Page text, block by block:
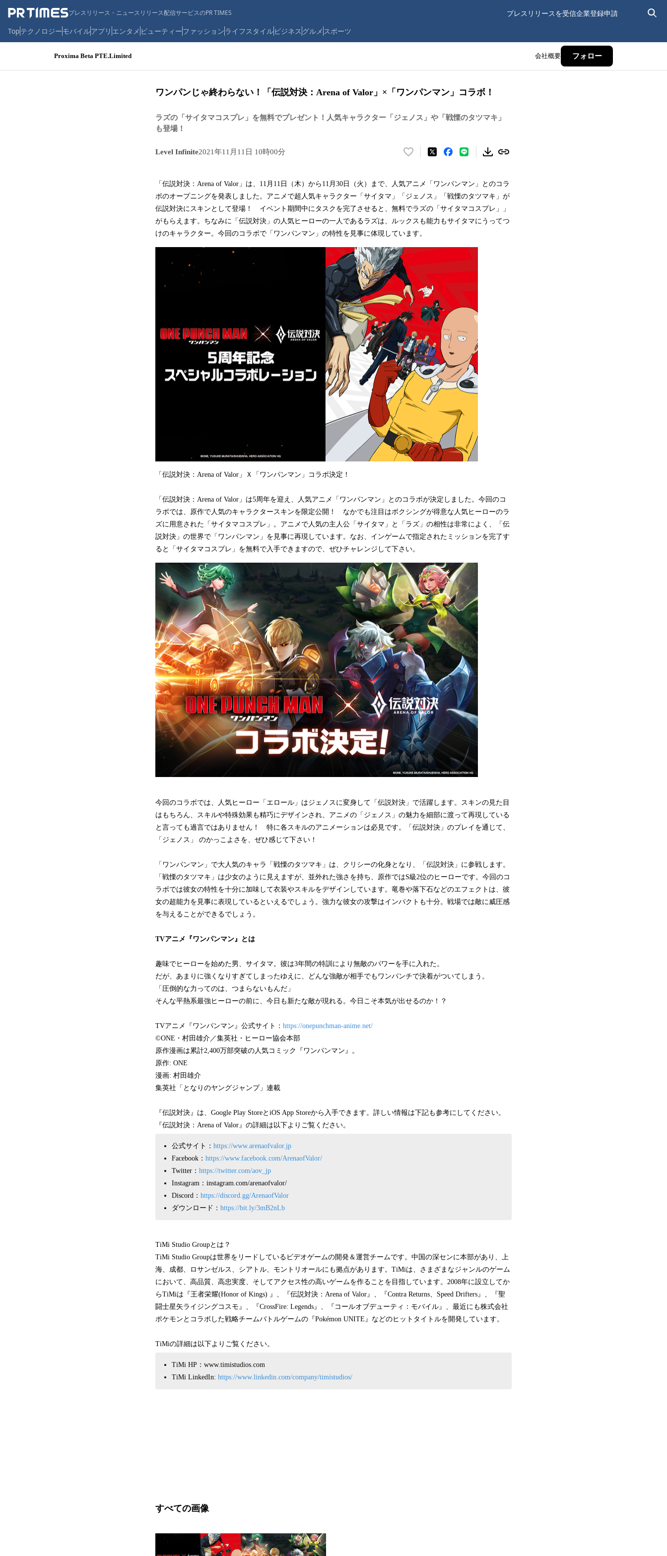
プレスリリース・ニュースリリース配信サービスのPR TIMES プレスリリースを受信企業登録申請
Topテクノロジーモバイルアプリ エンタメ ビューティーファッションライフスタイルビジネス グルメ スポーツ
Proxima Beta PTE.Limited 会社概要 フォロー
ワンパンじゃ終わらない！「伝説対決：Arena of Valor」×「ワンパンマン」コラボ！
ラズの「サイタマコスプレ」を無料でプレゼント！人気キャラクター「ジェノス」や「戦慄のタツマキ」
も登場！
Level Infinite2021年11月11日 10時00分
い
！
数
を
読
み
込
で
す
「伝説対決：Arena of Valor」は、11月11日（木）から11月30日（火）まで、人気アニメ「ワンパンマン」とのコラ
ボのオープニングを発表しました。アニメで超人気キャラクター「サイタマ」「ジェノス」「戦慄のタツマキ」が
伝説対決にスキンとして登場！ イベント期間中にタスクを完了させると、無料でラズの「サイタマコスプレ」」
がもらえます。ちなみに「伝説対決」の人気ヒーローの一人であるラズは、ルックスも能力もサイタマにうってつ
けのキャラクター。今回のコラボで「ワンパンマン」の特性を見事に体現しています。
「伝説対決：Arena of Valor」Ｘ「ワンパンマン」コラボ決定！
「伝説対決：Arena of Valor」は5周年を迎え、人気アニメ「ワンパンマン」とのコラボが決定しました。今回のコ
ラボでは、原作で人気のキャラクタースキンを限定公開！ なかでも注目はボクシングが得意な人気ヒーローのラ
ズに用意された「サイタマコスプレ」。アニメで人気の主人公「サイタマ」と「ラズ」の相性は非常によく、「伝
説対決」の世界で「ワンパンマン」を見事に再現しています。なお、インゲームで指定されたミッションを完了す
ると「サイタマコスプレ」を無料で入手できますので、ぜひチャレンジして下さい。
今回のコラボでは、人気ヒーロー「エロール」はジェノスに変身して「伝説対決」で活躍します。スキンの見た目
はもちろん、スキルや特殊効果も精巧にデザインされ、アニメの「ジェノス」の魅力を細部に渡って再現している
と言っても過言ではありません！ 特に各スキルのアニメーションは必見です。「伝説対決」のプレイを通じて、
「ジェノス」 のかっこよさを、ぜひ感じて下さい！
「ワンパンマン」で大人気のキャラ「戦慄のタツマキ」は、クリシーの化身となり、「伝説対決」に参戦します。
「戦慄のタツマキ」は少女のように見えますが、並外れた強さを持ち、原作ではS級2位のヒーローです。今回のコ
ラボでは彼女の特性を十分に加味して衣装やスキルをデザインしています。竜巻や落下石などのエフェクトは、彼
女の超能力を見事に表現しているといえるでしょう。強力な彼女の攻撃はインパクトも十分。戦場では敵に威圧感
を与えることができるでしょう。
TVアニメ『ワンパンマン』とは
趣味でヒーローを始めた男、サイタマ。彼は3年間の特訓により無敵のパワーを手に入れた。
だが、あまりに強くなりすぎてしまったゆえに、どんな強敵が相手でもワンパンチで決着がついてしまう。
「圧倒的な力ってのは、つまらないもんだ」
そんな平熱系最強ヒーローの前に、今日も新たな敵が現れる。今日こそ本気が出せるのか！？
TVアニメ『ワンパンマン』公式サイト： https://onepunchman-anime.net/
©ONE・村田雄介／集英社・ヒーロー協会本部
原作漫画は累計2,400万部突破の人気コミック『ワンパンマン』。
原作: ONE
漫画: 村田雄介
集英社「となりのヤングジャンプ」連載
『伝説対決』は、Google Play StoreとiOS App Storeから入手できます。詳しい情報は下記も参考にしてください。
『伝説対決：Arena of Valor』の詳細は以下よりご覧ください。
公式サイト： https://www.arenaofvalor.jp
Facebook： https://www.facebook.com/ArenaofValor/
Twitter： https://twitter.com/aov_jp
Instagram：instagram.com/arenaofvalor/
Discord： https://discord.gg/ArenaofValor
ダウンロード： https://bit.ly/3mB2nLb
TiMi Studio Groupとは？
TiMi Studio Groupは世界をリードしているビデオゲームの開発＆運営チームです。中国の深センに本部があり、上
海、成都、ロサンゼルス、シアトル、モントリオールにも拠点があります。TiMiは、さまざまなジャンルのゲーム
において、高品質、高忠実度、そしてアクセス性の高いゲームを作ることを目指しています。2008年に設立してか
らTiMiは『王者栄耀(Honor of Kings) 』、『伝説対決：Arena of Valor』、『Contra Returns、Speed Drifters』、『聖
闘士星矢ライジングコスモ』、『CrossFire: Legends』、『コールオブデューティ：モバイル』、最近にも株式会社
ポケモンとコラボした戦略チームバトルゲームの『Pokémon UNITE』などのヒットタイトルを開発しています。
TiMiの詳細は以下よりご覧ください。
TiMi HP：www.timistudios.com
TiMi LinkedIn: https://www.linkedin.com/company/timistudios/
すべての画像